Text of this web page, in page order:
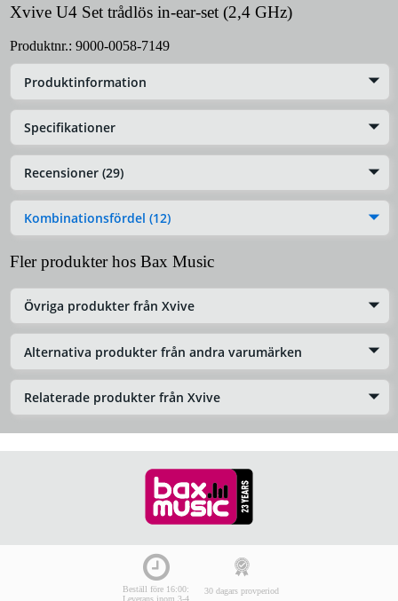
Xvive U4 Set trådlös in-ear-set (2,4 GHz)
Produktnr.: 9000-0058-7149
Produktinformation
Specifikationer
Recensioner (29)
Kombinationsfördel (12)
Fler produkter hos Bax Music
Övriga produkter från Xvive
Alternativa produkter från andra varumärken
Relaterade produkter från Xvive
Beställ före 16:00:
Leverans inom 3-4
30 dagars provperiod